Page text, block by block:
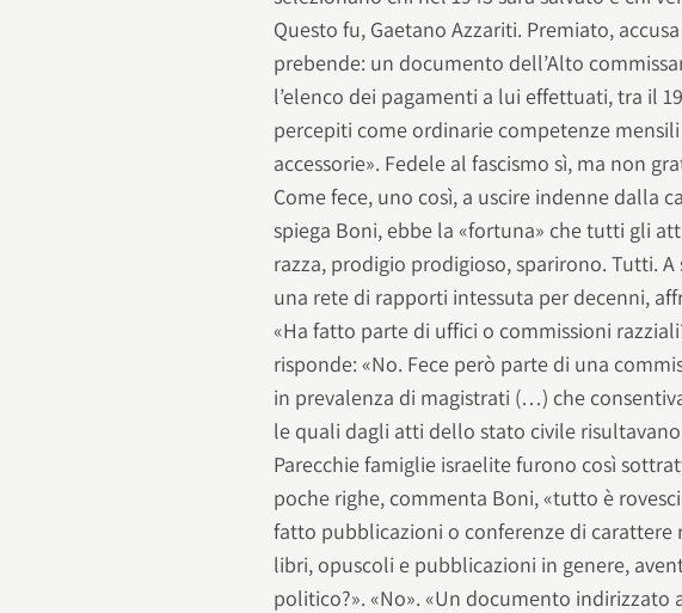
Questo fu, Gaetano Azzariti. Premiato,
prebende: un documento dell’Alto
l’elenco dei pagamenti a lui effettuati, tra il
percepiti come ordinarie competenze
accessorie». Fedele al fascismo sì, ma non
Come fece, uno così, a uscire indenne dalla
spiega Boni, ebbe la «fortuna» che tutti gli
razza, prodigio prodigioso, sparirono. Tutti.
una rete di rapporti intessuta per decenni,
«Ha fatto parte di uffici o commissioni
risponde: «No. Fece però parte di una
in prevalenza di magistrati (…) che
le quali dagli atti dello stato civile
Parecchie famiglie israelite furono così
poche righe, commenta Boni, «tutto è
fatto pubblicazioni o conferenze di carattere
libri, opuscoli e pubblicazioni in genere,
politico?». «No». «Un documento indirizzato